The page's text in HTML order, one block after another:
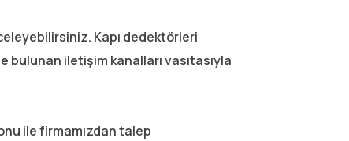
Kapı dedektörleri
iletişim kanalları vasıtasıyla
ile firmamızdan talep